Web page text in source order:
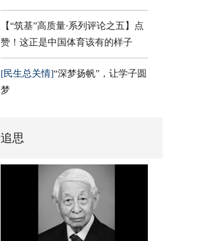
【“筑基”高质量·系列评论之五】点
赞！这正是中国体育该有的样子
[民生总关情]“深梦扬帆”，让学子圆
梦
追思